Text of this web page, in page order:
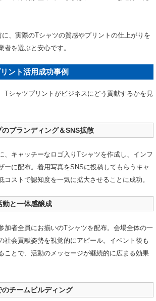
に、実際のTシャツの質感やプリントの仕上がりを
を選ぶと安心です。
ント活用成功事例
Tシャツプリントがビジネスにどう貢献するかを見
ブランディング＆SNS拡散
、キャッチーなロゴ入りTシャツを作成し、インフ
ーに配布。着用写真をSNSに投稿してもらうキャ
コストで認知度を一気に拡大させることに成功。
動と一体感醸成
加者全員にお揃いのTシャツを配布。会場全体の一
社会貢献姿勢を視覚的にアピール。イベント後も
ことで、活動のメッセージが継続的に広まる効果
チームビルディング